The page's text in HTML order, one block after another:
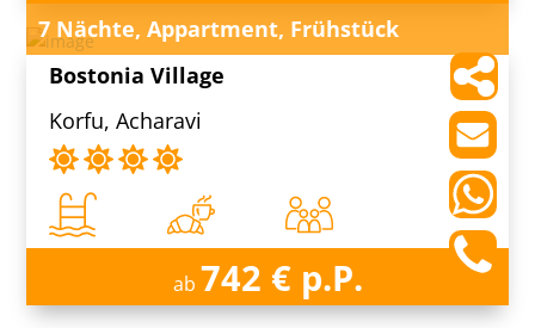
7 Nächte, Appartment, Frühstück
Bostonia Village
Korfu, Acharavi
ab 742 € p.P.